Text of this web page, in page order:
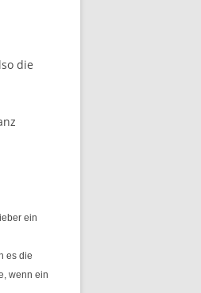
die
ein
es die
wenn ein